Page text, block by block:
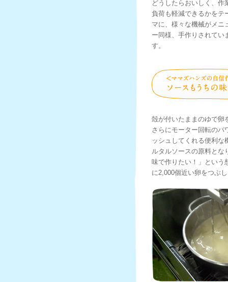
どうしたらおいしく、作
負荷も軽減できるかをテ
マに、様々な機械がメニ
ー同様、手作りされてい
す。
殻が付いたままのゆで卵
さらにモーター回転のパ
ッシュしてくれる便利な
ルタルソースの原料とな
味で作りたい！」という
に2,000個近い卵をつぶ